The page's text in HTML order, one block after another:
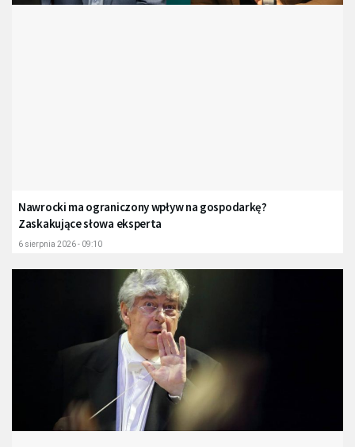
Nawrocki ma ograniczony wpływ na gospodarkę?
Zaskakujące słowa eksperta
6 sierpnia 2026 - 09:10